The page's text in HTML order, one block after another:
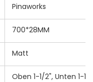
Pinaworks
700*28MM
Matt
Oben 1-1/2", Unten 1-1/